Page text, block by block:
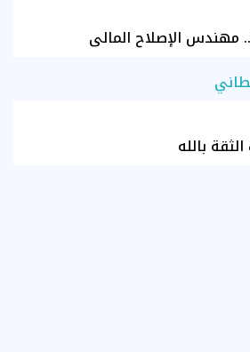
مهندس الإصلاح المالي
بالله